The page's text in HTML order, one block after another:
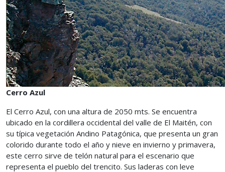
Cerro Azul
El Cerro Azul, con una altura de 2050 mts. Se encuentra
ubicado en la cordillera occidental del valle de El Maitén, con
su típica vegetación Andino Patagónica, que presenta un gran
colorido durante todo el año y nieve en invierno y primavera,
este cerro sirve de telón natural para el escenario que
representa el pueblo del trencito. Sus laderas con leve